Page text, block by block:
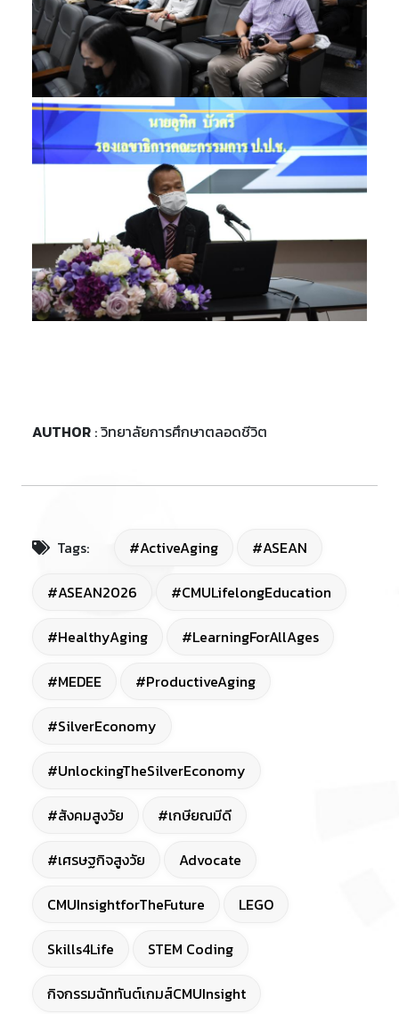
AUTHOR : วิทยาลัยการศึกษาตลอดชีวิต
Tags: #ActiveAging #ASEAN
#ASEAN2026 #CMULifelongEducation
#HealthyAging #LearningForAllAges
#MEDEE #ProductiveAging
#SilverEconomy
#UnlockingTheSilverEconomy
#สังคมสูงวัย #เกษียณมีดี
#เศรษฐกิจสูงวัย Advocate
CMUInsightforTheFuture LEGO
Skills4Life STEM Coding
กิจกรรมฉัททันต์เกมส์CMUInsight